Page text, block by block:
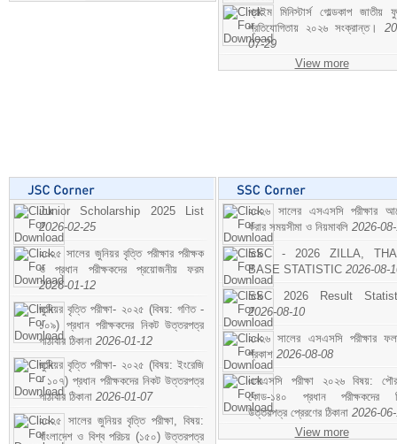
প্রাইম মিনিস্টার্স গোল্ডকাপ জাতীয়
প্রতিযোগিতায় ২০২৬ সংক্রান্ত।
07-29
View more
Junior Scholarship 2025 List
2026-02-25
২০২৫ সালের জুনিয়র বৃত্তি পরীক্ষার পরীক্ষক
ও প্রধান পরীক্ষকদের প্রয়োজনীয় ফরম
2026-01-12
জুনিয়র বৃত্তি পরীক্ষা- ২০২৫ (বিষয়: গণিত -
১০৯) প্রধান পরীক্ষকদের নিকট উত্তরপত্র
পাঠাবার ঠিকানা 2026-01-12
জুনিয়র বৃত্তি পরীক্ষা- ২০২৫ (বিষয়: ইংরেজি
- ১০৭) প্রধান পরীক্ষকদের নিকট উত্তরপত্র
পাঠাবার ঠিকানা 2026-01-07
২০২৫ সালের জুনিয়র বৃত্তি পরীক্ষা, বিষয়:
বাংলাদেশ ও বিশ্ব পরিচয় (১৫০) উত্তরপত্র
২০২৬ সালের এসএসসি পরীক্ষার
করার সময়সীমা ও নিয়মাবলি 2026-
SSC - 2026 ZILLA,
BASE STATISTIC 2026-08-
SSC 2026 Result
2026-08-10
২০২৬ সালের এসএসসি পরীক্ষার
প্রকাশ 2026-08-08
এসএসসি পরীক্ষা ২০২৬ বিষয়:
কোড-১৪০ প্রধান পরীক্ষকদের
উত্তরপত্র প্রেরণের ঠিকানা 2026-
View more